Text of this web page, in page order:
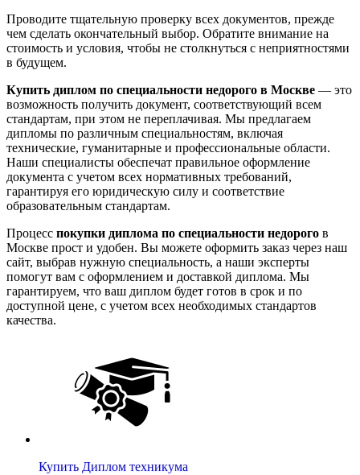
Проводите тщательную проверку всех документов, прежде
чем сделать окончательный выбор. Обратите внимание на
стоимость и условия, чтобы не столкнуться с неприятностями
в будущем.
Купить диплом по специальности недорого в Москве — это
возможность получить документ, соответствующий всем
стандартам, при этом не переплачивая. Мы предлагаем
дипломы по различным специальностям, включая
технические, гуманитарные и профессиональные области.
Наши специалисты обеспечат правильное оформление
документа с учетом всех нормативных требований,
гарантируя его юридическую силу и соответствие
образовательным стандартам.
Процесс покупки диплома по специальности недорого в
Москве прост и удобен. Вы можете оформить заказ через наш
сайт, выбрав нужную специальность, а наши эксперты
помогут вам с оформлением и доставкой диплома. Мы
гарантируем, что ваш диплом будет готов в срок и по
доступной цене, с учетом всех необходимых стандартов
качества.
Купить Диплом техникума